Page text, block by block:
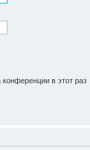
в этот раз